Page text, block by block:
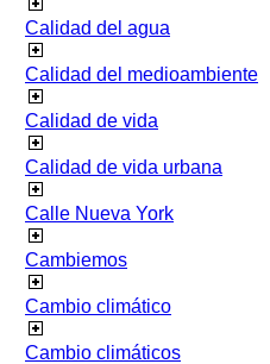
Calidad del agua
Calidad del medioambiente
Calidad de vida
Calidad de vida urbana
Calle Nueva York
Cambiemos
Cambio climático
Cambio climáticos